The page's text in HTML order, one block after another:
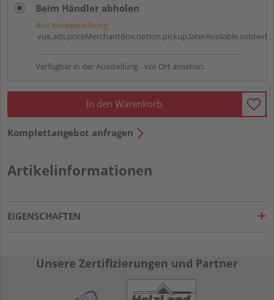
Beim Händler abholen
Auf Vorbestellung:
vue.ads.priceMerchantBox.option.pickup.laterAvailable.subtext
Verfügbar in der Ausstellung - vor Ort ansehen.
In den Warenkorb
Komplettangebot anfragen
Artikelinformationen
EIGENSCHAFTEN
Unsere Zertifizierungen und Partner